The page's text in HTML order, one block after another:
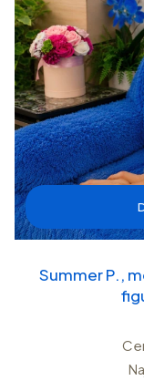
Summer P.,